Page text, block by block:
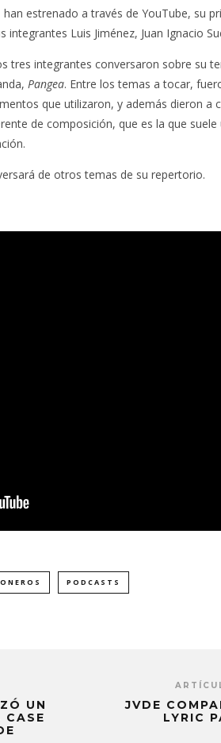
estrenado a través de YouTube, su
integrantes Luis Jiménez, Juan Ignacio
tres integrantes conversaron sobre su
Pangea. Entre los temas a tocar,
que utilizaron, y además dieron a
de composición, que es la que suele
de otros temas de su repertorio.
PODCASTS
UN
CASE
JVDE
LYRIC